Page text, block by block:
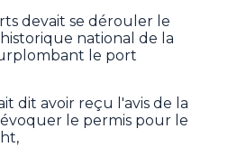
devait se dérouler le
national de la
le port
dit avoir reçu l'avis de la
le permis pour le